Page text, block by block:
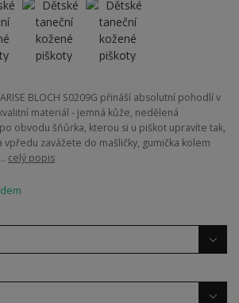
BLOCH S0209G přináší absolutní pohodlí v
materiál - jemná kůže, nedělená
obvodu šňůrka, kterou si u piškot upravíte tak,
zavážete do mašličky, gumička kolem
celý popis